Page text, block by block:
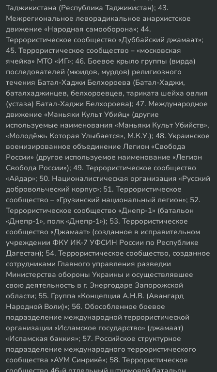
Таджикистана (Республика Таджикистан); 43.
Межрегиональное леворадикальное анархистское
движение «Народная самооборона»; 44.
Террористическое сообщество «Дуббайский джамаат»;
45. Террористическое сообщество – «московская
ячейка» МТО «ИГ»; 46. Боевое крыло группы (вирда)
последователей (мюидов, мурдов) религиозного
течения Батал-Хаджи Белхороева (Батал-Хаджи,
баталхаджинцев, белхороевцев, тариката шейха овлия
(устаза) Батал-Хаджи Белхороева); 47. Международное
движение «Маньяки Культ Убийц» (другие
используемые наименования «Маньяки Культ Убийств»,
«Молодёжь Которая Улыбается», М.К.У.); 48. Украинское
военизированное объединение Легион «Свобода
России» (другое используемое наименование «Легион
Свобода России»); 49. Террористическое сообщество
«Айдар»; 50. Националистическая организация «Русский
добровольческий корпус»; 51. Террористическое
сообщество – «Грузинский национальный легион»; 52.
Террористическое сообщество «Днепр-1» (батальон
«Днепр-1», полк «Днепр-1»); 53. Террористическое
сообщество «Джамаат» (созданное в исправительном
учреждении ФКУ ИК-7 УФСИН России по Республике
Дагестан); 54. Террористическое сообщество, созданное
сотрудниками Главного управления разведки
Министерства обороны Украины и осуществлявшее
свою деятельность в г. Энергодаре Запорожской
области; 55. Группа «Концепция А.Н.В. (Авангард
Народной Воли)»; 56. Обособленное боевое
подразделение международной террористической
организации «Исламское государство» (джамаат)
«Исламская баккия»; 57. Российское структурное
подразделение международного террористического
сообщества «АУМ Синрикё»; 58. Террористическое